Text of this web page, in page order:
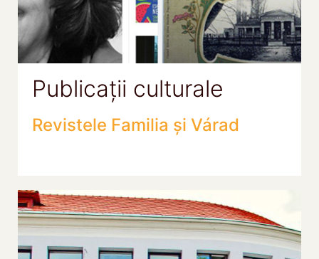
Publicații culturale
Revistele Familia și Várad